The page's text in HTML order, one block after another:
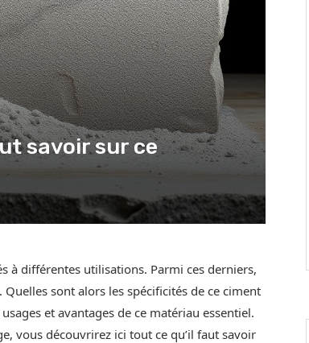
savoir sur ce
à différentes utilisations. Parmi ces derniers,
sont alors les spécificités de ce ciment
et avantages de ce matériau essentiel.
vous découvrirez ici tout ce qu’il faut savoir